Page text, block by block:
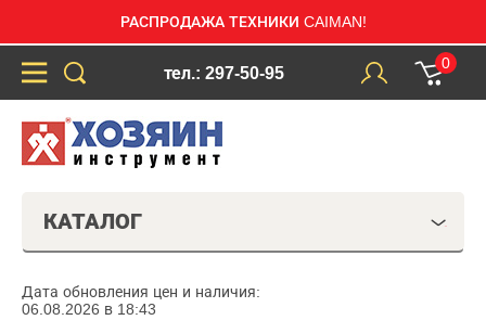
РАСПРОДАЖА ТЕХНИКИ CAIMAN!
тел.: 297-50-95
0
КАТАЛОГ
Дата обновления цен и наличия:
06.08.2026 в 18:43